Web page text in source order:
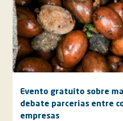
Evento gratuito sobre
debate parcerias entre
empresas